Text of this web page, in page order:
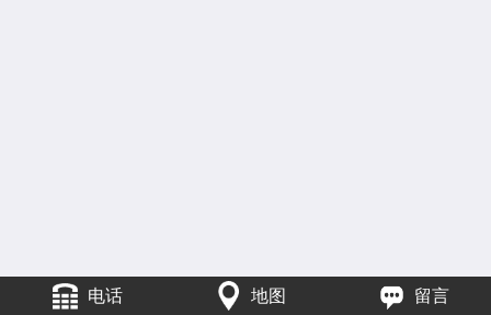
电话 地图 留言